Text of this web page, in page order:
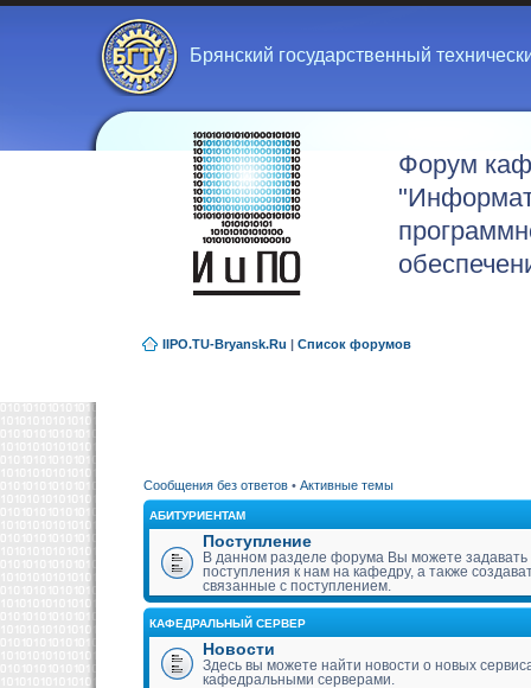
Брянский государственный
Форум
IIPO.TU-Bryansk.Ru | Список форумов
Сообщения без ответов • Активные темы
АБИТУРИЕНТАМ
Поступление
В данном разделе форума Вы можете
поступления к нам на кафедру, а также
связанные с поступлением.
КАФЕДРАЛЬНЫЙ СЕРВЕР
Новости
Здесь вы можете найти новости о новых
кафедральными серверами.